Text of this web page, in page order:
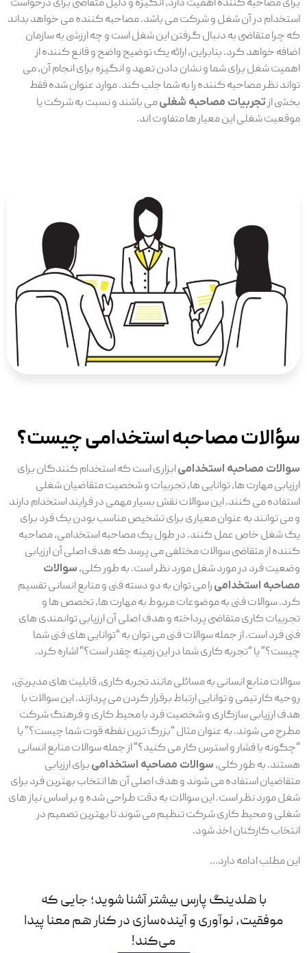
برای مصاحبه کننده اهمیت دارد، انگیزه و دلیل متقاضی برای درخواست
استخدام در آن شغل و شرکت می باشد. مصاحبه کننده می خواهد بداند
که چرا متقاضی به دنبال گرفتن این شغل است و چه ارزشی به سازمان
اضافه خواهد کرد. بنابراین، ارائه یک توضیح واضح و قانع کننده از
اهمیت شغل برای شما و نشان دادن تعهد و انگیزه برای انجام آن، می
تواند نظر مصاحبه کننده را به شما جلب کند. موارد عنوان شده فقط
بخشی ازتجربیات مصاحبه شغلیمی باشند و نسبت به شرکت یا
موقعیت شغلی این معیار ها متفاوت اند.
سؤالات مصاحبه استخدامی چیست؟
سوالات مصاحبه استخدامیابزاری است که استخدام کنندگان برای
ارزیابی مهارت ها، توانایی ها، تجربیات و شخصیت متقاضیان شغلی
استفاده می کنند. این سوالات نقش بسیار مهمی در فرایند استخدام دارند
و می توانند به عنوان معیاری برای تشخیص مناسب بودن یک فرد برای
یک شغل خاص عمل کنند. در طول یک مصاحبه استخدامی، مصاحبه
کننده از متقاضی سوالات مختلفی می پرسد که هدف اصلی آن ارزیابی
وضعیت فرد در مورد شغل مورد نظر است. به طور کلی، سوالات
مصاحبه استخدامی را می توان به دو دسته فنی و منابع انسانی تقسیم
کرد. سوالات فنی به موضوعات مربوط به مهارت ها، تخصص ها و
تجربیات کاری متقاضی پرداخته و هدف اصلی آن ارزیابی توانمندی های
فنی فرد است. از جمله سوالات فنی می توان به “توانایی های فنی شما
چیست؟” یا “تجربه کاری شما در این زمینه چقدر است؟” اشاره کرد.
سوالات منابع انسانی به مسائلی مانند تجربه کاری، قابلیت های مدیریتی،
روحیه کار تیمی و توانایی ارتباط برقرار کردن می پردازند. این سوالات با
هدف ارزیابی سازگاری و شخصیت فرد با محیط کاری و فرهنگ شرکت
مطرح می شوند. به عنوان مثال “بزرگ ترین نقطه قوت شما چیست؟” یا
“چگونه با فشار و استرس کار می کنید؟” از جمله سوالات منابع انسانی
هستند. به طور کلی، سوالات مصاحبه استخدامی برای ارزیابی
متقاضیان استفاده می شوند و هدف اصلی آن ها انتخاب بهترین فرد برای
شغل مورد نظر است. این سوالات به دقت طراحی شده و بر اساس نیاز های
شغلی و محیط کاری شرکت تنظیم می شوند تا بهترین تصمیم در
انتخاب کارکنان اخذ شود.
این مطلب ادامه دارد…
با هلدینگ پارس بیشتر آشنا شوید؛ جایی که
موفقیت، نوآوری و آینده‌سازی در کنار هم معنا پیدا
می‌کند!